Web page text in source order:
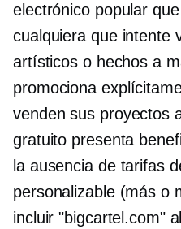
electrónico popular
cualquiera que intente
artísticos o hechos a
promociona
venden sus proyectos
gratuito presenta
la ausencia de tarifas
personalizable (más o
incluir "bigcartel.com"